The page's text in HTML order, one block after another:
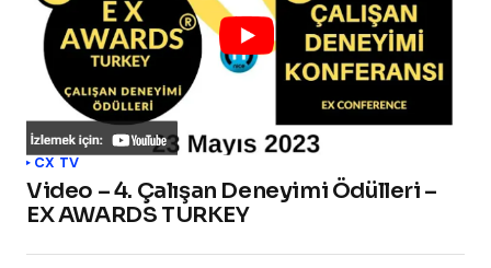
CX TV
Video – 4. Çalışan Deneyimi Ödülleri –
EX AWARDS TURKEY